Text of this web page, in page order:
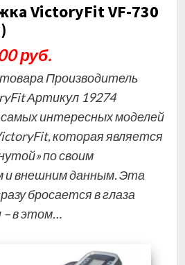
VictoryFit VF-730
руб.
Производитель
Артикул 19274
интересных моделей
которая является
по своим
и внешним данным. Эта
бросается в глаза
– в этом…